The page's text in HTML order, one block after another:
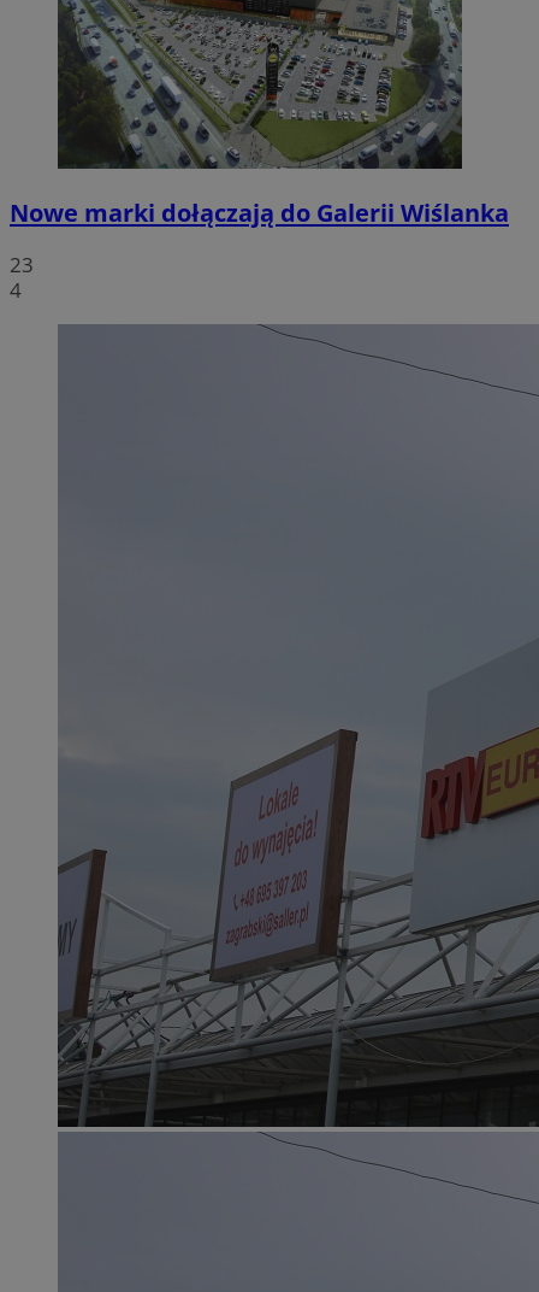
Nowe marki dołączają do Galerii Wiślanka
23
4